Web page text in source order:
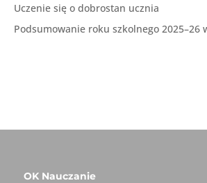
Uczenie się o dobrostan ucznia
Podsumowanie roku szkolnego 2025–26
OK Nauczanie